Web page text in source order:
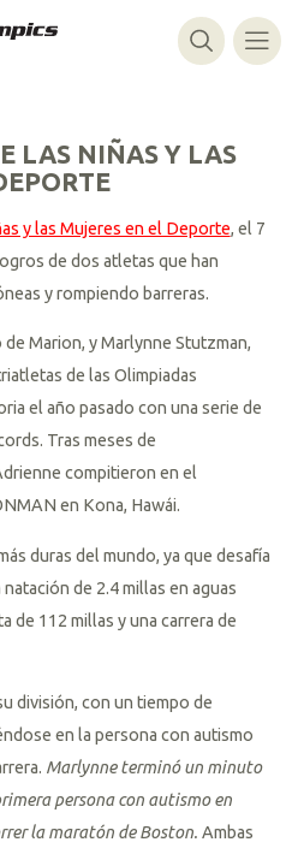
LAS NIÑAS Y LAS
y las Mujeres en el Deporte, el 7
de dos atletas que han
y rompiendo barreras.
Marion, y Marlynne Stutzman,
de las Olimpiadas
el año pasado con una serie de
Tras meses de
compitieron en el
en Kona, Hawái.
duras del mundo, ya que desafía
de 2.4 millas en aguas
de 112 millas y una carrera de
división, con un tiempo de
en la persona con autismo
Marlynne terminó un minuto
persona con autismo en
la maratón de Boston. Ambas